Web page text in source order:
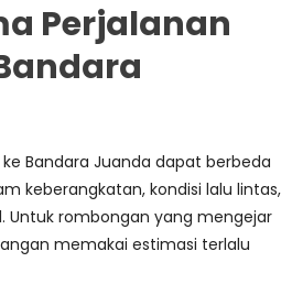
Perjalanan
Bandara Juanda dapat berbeda
keberangkatan, kondisi lalu lintas,
Untuk rombongan yang mengejar
memakai estimasi terlalu